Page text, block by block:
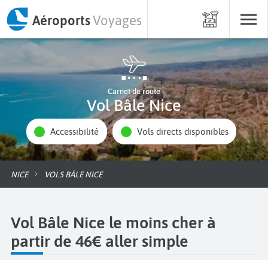
AéroportsVoyages
Carnet de route
Vol Bâle Nice
Accessibilité Vols directs disponibles
NICE VOLS BÂLE NICE
Vol Bâle Nice le moins cher à
partir de 46€ aller simple